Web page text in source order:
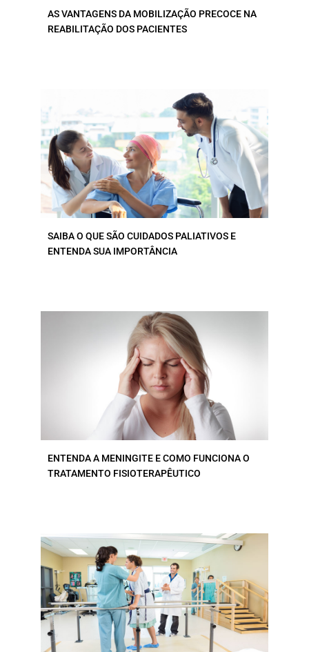
AS VANTAGENS DA MOBILIZAÇÃO PRECOCE NA
REABILITAÇÃO DOS PACIENTES
SAIBA O QUE SÃO CUIDADOS PALIATIVOS E
ENTENDA SUA IMPORTÂNCIA
ENTENDA A MENINGITE E COMO FUNCIONA O
TRATAMENTO FISIOTERAPÊUTICO